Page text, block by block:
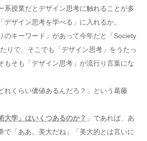
系授業だとデザイン思考に触れることが多
デザイン思考を学べる」に入れるか。
のキーワード」があって今年だと「Society
りで、そこでも「デザイン思考」をうたっ
もそも「デザイン思考」が流行り言葉にな
れくらい価値あるんだろ？」という葛藤
大学」はいくつあるのか？ 」であれば、あ
で「ああ。美大だね」「美大的とは言いに